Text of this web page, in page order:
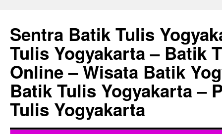
Sentra Batik Tulis
Tulis Yogyakarta – Batik
Online – Wisata Batik
Batik Tulis Yogyakarta –
Tulis Yogyakarta